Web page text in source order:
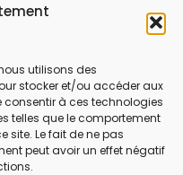
utilisons des
stocker et/ou accéder aux
à ces technologies
telles que le comportement
site. Le fait de ne pas
peut avoir un effet négatif
vignobles et
que les
vignerons sont
plus restreintes
directement